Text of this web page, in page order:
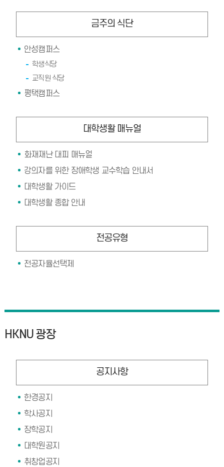
금주의 식단
안성캠퍼스
학생식당
교직원 식당
평택캠퍼스
대학생활 매뉴얼
화재재난 대피 매뉴얼
강의자를 위한 장애학생 교수학습 안내서
대학생활 가이드
대학생활 종합 안내
전공유형
전공자율선택제
HKNU 광장
공지사항
한경공지
학사공지
장학공지
대학원공지
취창업공지